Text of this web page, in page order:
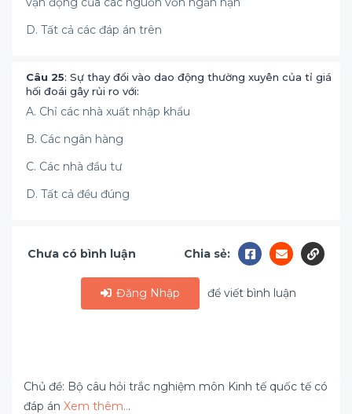
D. Tất cả các đáp án trên
Câu 25: Sự thay đổi vào dao động thường xuyên của tỉ giá
hối đoái gây rủi ro với:
A. Chỉ các nhà xuất nhập khẩu
B. Các ngân hàng
C. Các nhà đầu tư
D. Tất cả đều đúng
Chưa có bình luận Chia sẻ:
Đăng Nhập để viết bình luận
Chủ đề: Bộ câu hỏi trắc nghiệm môn Kinh tế quốc tế có
đáp án Xem thêm...